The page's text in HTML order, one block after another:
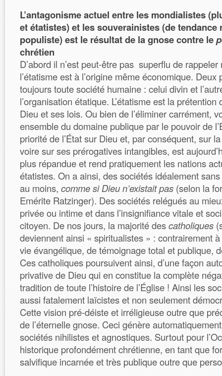
L’antagonisme actuel entre les mondialistes
et étatistes) et les souverainistes (de tendance
populiste) est le résultat de la gnose contre le
chrétien
D’abord il n’est peut-être pas superflu de
l’étatisme est à l’origine même économique.
toujours toute société humaine : celui divin et
l’organisation étatique. L’étatisme est la prétention
Dieu et ses lois. Ou bien de l’éliminer carrément,
ensemble du domaine publique par le pouvoir de
priorité de l’État sur Dieu et, par conséquent, sur
voire sur ses prérogatives intangibles, est
plus répandue et rend pratiquement les nations
étatistes. On a ainsi, des sociétés idéalement
au moins, comme si Dieu n’existait pas (selon la
Emérite Ratzinger). Des sociétés relégués au
privée ou intime et dans l’insignifiance vitale et
citoyen. De nos jours, la majorité descatholiques
deviennent ainsi « spiritualistes » : contrairement
vie évangélique, de témoignage total et publique,
Ces catholiques poursuivent ainsi, d’une façon
privative de Dieu qui en constitue la complète
tradition de toute l’histoire de l’Église ! Ainsi les
aussi fatalement laïcistes et non seulement
Cette vision pré-déiste et irréligieuse outre que
de l’éternelle gnose. Ceci génère
sociétés nihilistes et agnostiques. Surtout pour
historique profondément chrétienne, en tant que
salvifique incarnée et très publique outre que